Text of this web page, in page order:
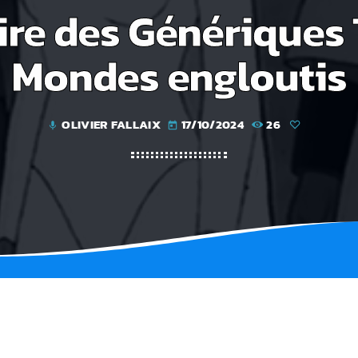
des Génériques
Mondes engloutis
mic OLIVIER FALLAIX today 17/10/2024 26